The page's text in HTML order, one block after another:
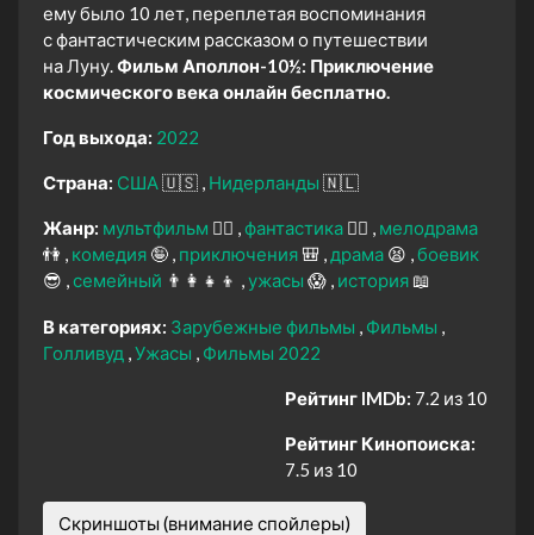
ему было 10 лет, переплетая воспоминания
с фантастическим рассказом о путешествии
на Луну. Фильм Аполлон-10½: Приключение
космического века онлайн бесплатно.
Год выхода: 2022
Страна: США 🇺🇸 Нидерланды 🇳🇱
Жанр: мультфильм 🧚‍♀️ фантастика 🧙‍♀️
мелодрама
👫
комедия 🤪 приключения 🎒 драма 😫 боевик
😎
семейный 👨‍👩‍👧‍👦 ужасы 😱 история 📖
В категориях: Зарубежные фильмы
Фильмы
Голливуд Ужасы Фильмы 2022
Рейтинг IMDb: 7.2 из 10
Рейтинг Кинопоиска:
7.5 из 10
Скриншоты (внимание спойлеры)